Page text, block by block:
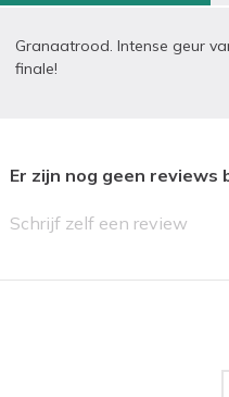
Granaatrood. Intense geur
finale!
Er zijn nog geen reviews
Schrijf zelf een review